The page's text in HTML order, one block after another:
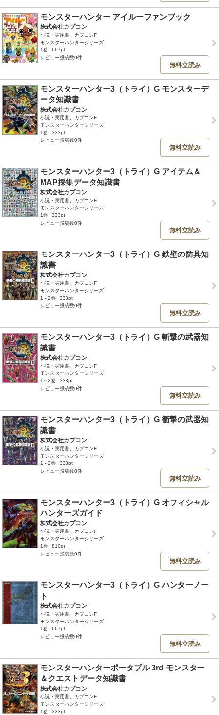
モンスターハンター アイルーファンブック
株式会社カプコン
小説・実用書、カプコンF
モンスターハンターシリーズ
1巻
667pt
レビュー投稿数0件
無料立読み
モンスターハンター3（トライ）G モンスターデ
ータ知識書
株式会社カプコン
小説・実用書、カプコンF
モンスターハンターシリーズ
1巻
333pt
レビュー投稿数0件
無料立読み
モンスターハンター3（トライ）G アイテム＆
MAP採集データ知識書
株式会社カプコン
小説・実用書、カプコンF
モンスターハンターシリーズ
1巻
333pt
レビュー投稿数0件
無料立読み
モンスターハンター3（トライ）G 鉄壁の防具知
識書
株式会社カプコン
小説・実用書、カプコンF
モンスターハンターシリーズ
1～2巻
333pt
レビュー投稿数0件
無料立読み
モンスターハンター3（トライ）G 斬撃の武器知
識書
株式会社カプコン
小説・実用書、カプコンF
モンスターハンターシリーズ
1～2巻
333pt
レビュー投稿数0件
無料立読み
モンスターハンター3（トライ）G 衝撃の武器知
識書
株式会社カプコン
小説・実用書、カプコンF
モンスターハンターシリーズ
1～2巻
333pt
レビュー投稿数0件
無料立読み
モンスターハンター3（トライ）G オフィシャル
ハンターズガイド
株式会社カプコン
小説・実用書、カプコンF
モンスターハンターシリーズ
1巻
810pt
レビュー投稿数0件
無料立読み
モンスターハンター3（トライ）G ハンターノー
ト
株式会社カプコン
小説・実用書、カプコンF
モンスターハンターシリーズ
1巻
667pt
レビュー投稿数0件
無料立読み
モンスターハンターポータブル 3rd モンスター
＆クエストデータ知識書
株式会社カプコン
小説・実用書、カプコンF
モンスターハンターシリーズ
1巻
333pt